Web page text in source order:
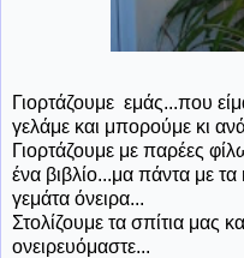
Γιορτάζουμε εμάς...που
γελάμε και μπορούμε κι
Γιορτάζουμε με παρέες
ένα βιβλίο...μα πάντα με τα
γεμάτα όνειρα...
Στολίζουμε τα σπίτια μας
ονειρευόμαστε...